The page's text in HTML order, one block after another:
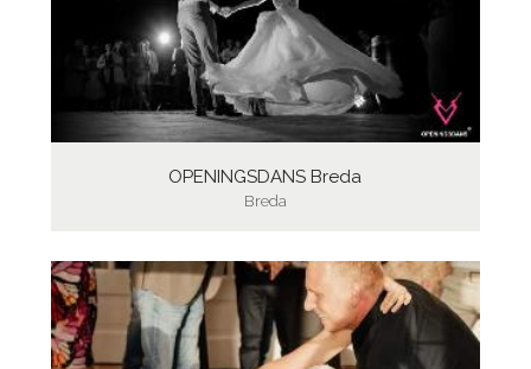
OPENINGSDANS Breda
Breda